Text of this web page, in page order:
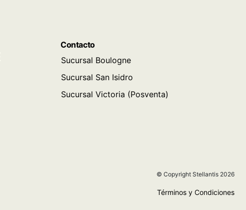
Contacto
Sucursal Boulogne
Sucursal San Isidro
Sucursal Victoria (Posventa)
© Copyright Stellantis 2026
Términos y Condiciones